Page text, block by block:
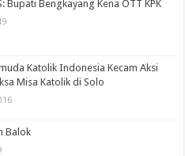
Bupati Bengkayang Kena OTT KPK
Katolik Indonesia Kecam Aksi
Misa Katolik di Solo
Balok